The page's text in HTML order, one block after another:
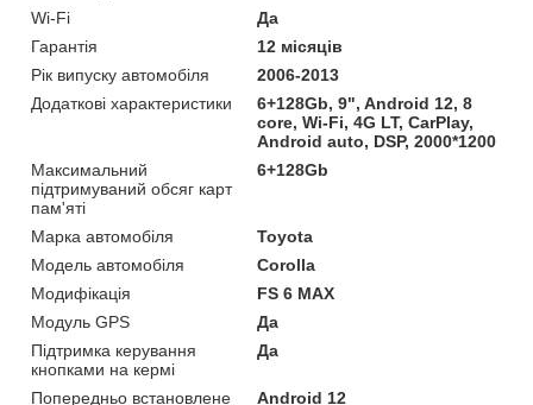
Wi-Fi
Да
Гарантія
12 місяців
Рік випуску автомобіля
2006-2013
Додаткові характеристики
6+128Gb, 9", Android 12, 8
core, Wi-Fi, 4G LT, CarPlay,
Android auto, DSP, 2000*1200
Максимальний
підтримуваний обсяг карт
пам'яті
6+128Gb
Марка автомобіля
Toyota
Модель автомобіля
Corolla
Модифікація
FS 6 MAX
Модуль GPS
Да
Підтримка керування
кнопками на кермі
Да
Попередньо встановлене Android 12